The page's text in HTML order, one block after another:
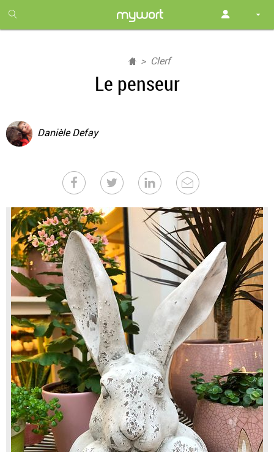
month
free
Clerf
Le penseur
Danièle Defay